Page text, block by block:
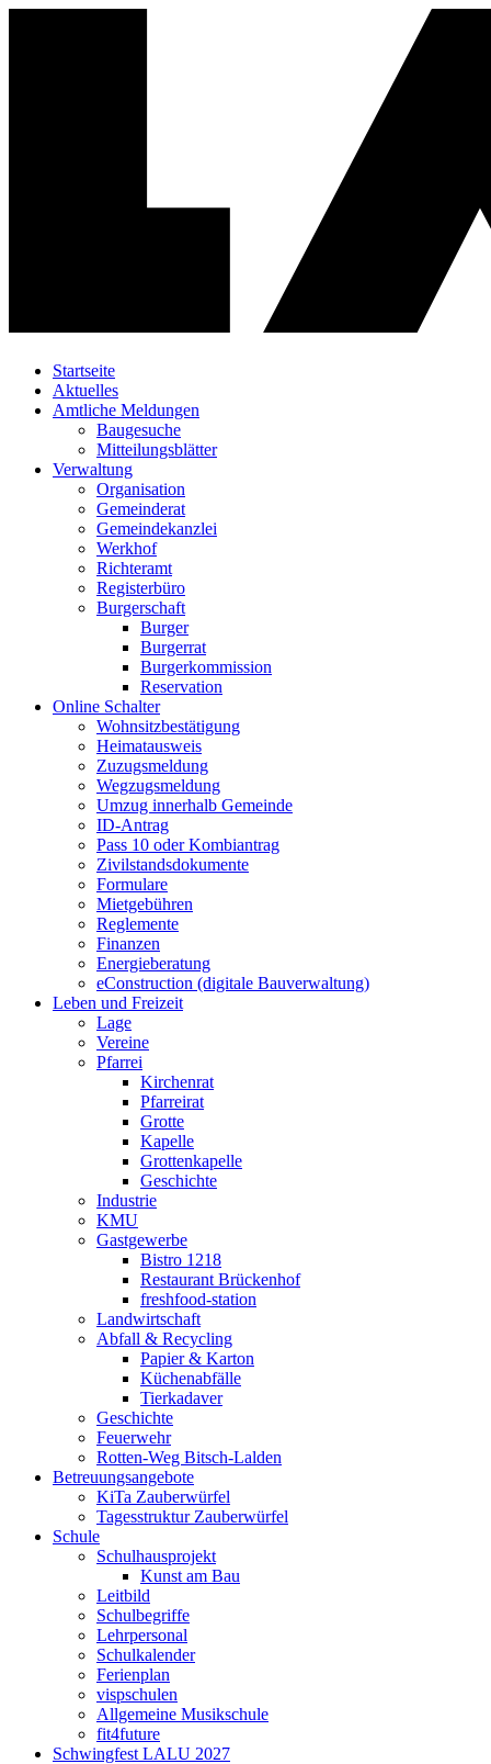
Startseite
Aktuelles
Amtliche Meldungen
Baugesuche
Mitteilungsblätter
Verwaltung
Organisation
Gemeinderat
Gemeindekanzlei
Werkhof
Richteramt
Registerbüro
Burgerschaft
Burger
Burgerrat
Burgerkommission
Reservation
Online Schalter
Wohnsitzbestätigung
Heimatausweis
Zuzugsmeldung
Wegzugsmeldung
Umzug innerhalb Gemeinde
ID-Antrag
Pass 10 oder Kombiantrag
Zivilstandsdokumente
Formulare
Mietgebühren
Reglemente
Finanzen
Energieberatung
eConstruction (digitale Bauverwaltung)
Leben und Freizeit
Lage
Vereine
Pfarrei
Kirchenrat
Pfarreirat
Grotte
Kapelle
Grottenkapelle
Geschichte
Industrie
KMU
Gastgewerbe
Bistro 1218
Restaurant Brückenhof
freshfood-station
Landwirtschaft
Abfall & Recycling
Papier & Karton
Küchenabfälle
Tierkadaver
Geschichte
Feuerwehr
Rotten-Weg Bitsch-Lalden
Betreuungsangebote
KiTa Zauberwürfel
Tagesstruktur Zauberwürfel
Schule
Schulhausprojekt
Kunst am Bau
Leitbild
Schulbegriffe
Lehrpersonal
Schulkalender
Ferienplan
vispschulen
Allgemeine Musikschule
fit4future
Schwingfest LALU 2027